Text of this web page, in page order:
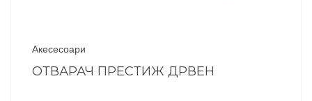
Акесесоари
ОТВАРАЧ ПРЕСТИЖ ДРВЕН